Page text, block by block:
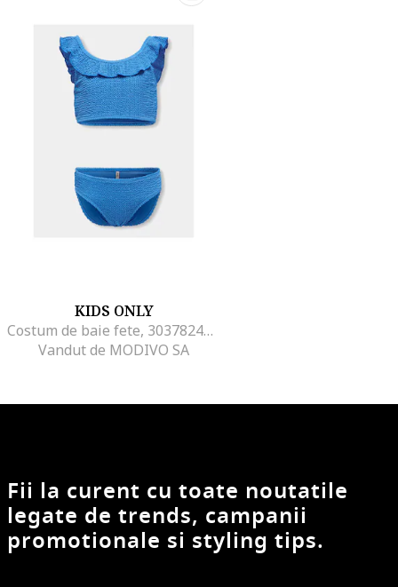
KIDS ONLY
Costum de baie fete, 303782450, Albastru, Poliester
Vandut de MODIVO SA
Fii la curent cu toate noutatile
legate de trends, campanii
promotionale si styling tips.